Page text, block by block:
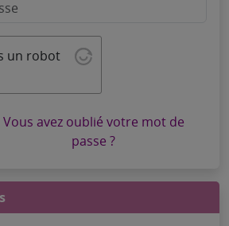
un robot
Vous avez oublié votre mot de
passe ?